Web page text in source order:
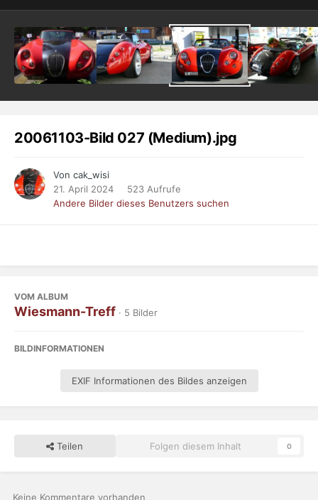
20061103-Bild 027 (Medium).jpg
Von cak_wisi
21. April 2024
523 Aufrufe
Andere Bilder dieses Benutzers suchen
VOM ALBUM
Wiesmann-Treff · 5 Bilder
BILDINFORMATIONEN
EXIF Informationen des Bildes anzeigen
Teilen Folgen diesem Inhalt 0
Keine Kommentare vorhanden